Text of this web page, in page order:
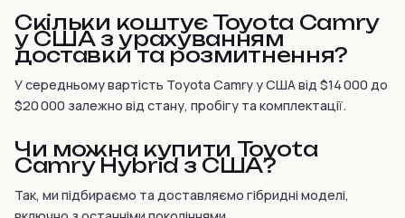
Скільки коштує Toyota Camry
у США з урахуванням
доставки та розмитнення?
У середньому вартість Toyota Camry у США від $14 000 до
$20 000 залежно від стану, пробігу та комплектації.
Чи можна купити Toyota
Camry Hybrid з США?
Так, ми підбираємо та доставляємо гібридні моделі,